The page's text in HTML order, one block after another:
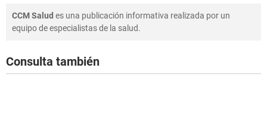
CCM Salud es una publicación informativa realizada por un
equipo de especialistas de la salud.
Consulta también